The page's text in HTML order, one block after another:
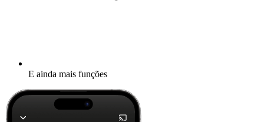
E ainda mais funções